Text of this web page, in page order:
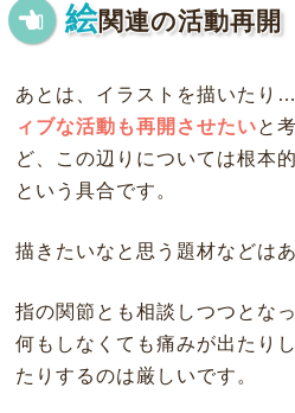
絵関連の活動再開
あとは、イラストを描いたり
ィブな活動も再開させたいと
ど、この辺りについては根本
という具合です。
描きたいなと思う題材などは
指の関節とも相談しつつとな
何もしなくても痛みが出たり
たりするのは厳しいです。